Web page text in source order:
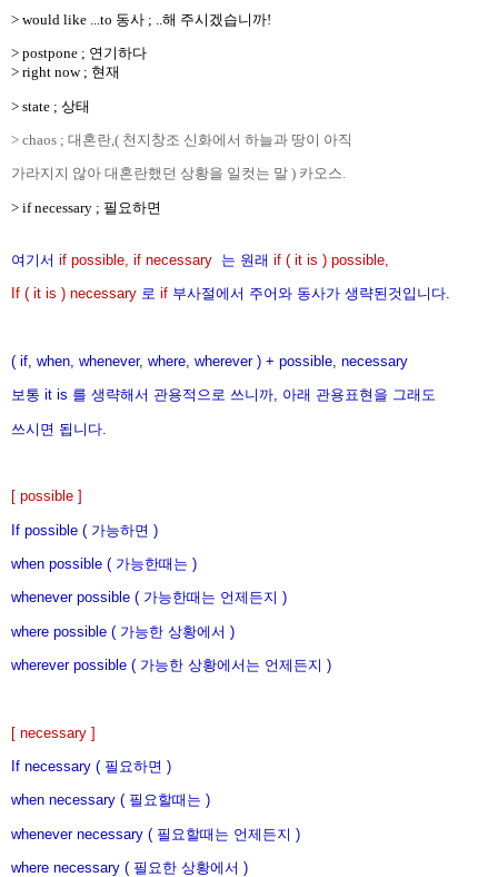
> would like ...to 동사 ; ..해 주시겠습니까!
> postpone ; 연기하다
> right now ; 현재
> state ; 상태
> chaos ; 대혼란,( 천지창조 신화에서 하늘과 땅이 아직
가라지지 않아 대혼란했던 상황을 일컷는 말 ) 카오스.
> if necessary ; 필요하면
여기서 if possible, if necessary 는 원래 if ( it is ) possible,
If ( it is ) necessary 로 if 부사절에서 주어와 동사가 생략된것입니다.
( if, when, whenever, where, wherever ) + possible, necessary
보통 it is 를 생략해서 관용적으로 쓰니까, 아래 관용표현을 그래도
쓰시면 됩니다.
[ possible ]
If possible ( 가능하면 )
when possible ( 가능한때는 )
whenever possible ( 가능한때는 언제든지 )
where possible ( 가능한 상황에서 )
wherever possible ( 가능한 상황에서는 언제든지 )
[ necessary ]
If necessary ( 필요하면 )
when necessary ( 필요할때는 )
whenever necessary ( 필요할때는 언제든지 )
where necessary ( 필요한 상황에서 )